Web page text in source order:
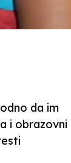
da im
i obrazovni